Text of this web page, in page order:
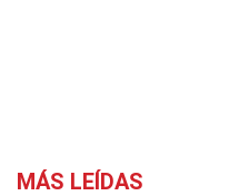
MÁS LEÍDAS